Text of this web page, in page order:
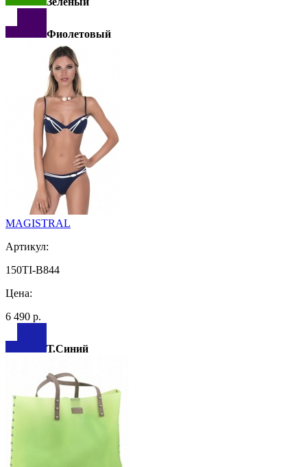
Фиолетовый
MAGISTRAL
Артикул:
150TI-B844
Цена:
6 490 р.
Т.Синий